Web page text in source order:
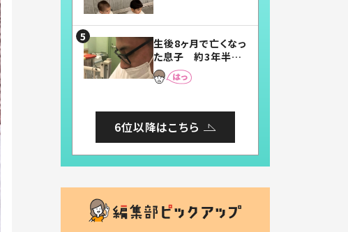
まらない」「幸せにな
れる」
生後8ヶ月で亡くなっ
た息子 約3年半
後、当時の妻の日記
に書いてあった本音
6位以降はこちら